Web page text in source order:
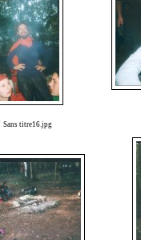
Sans titre16.jpg